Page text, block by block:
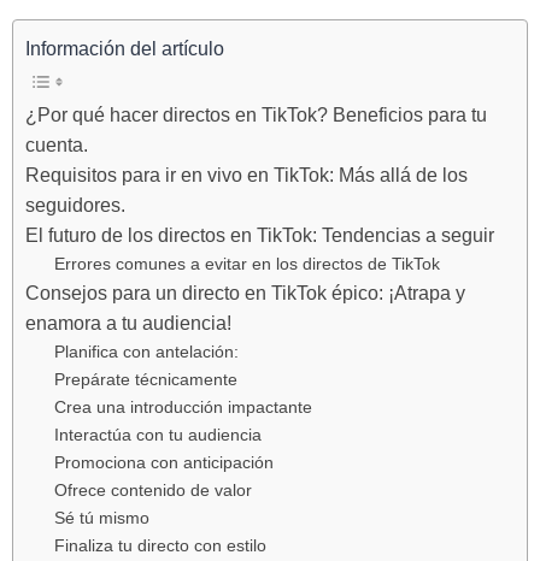
Información del artículo
¿Por qué hacer directos en TikTok? Beneficios para tu
cuenta.
Requisitos para ir en vivo en TikTok: Más allá de los
seguidores.
El futuro de los directos en TikTok: Tendencias a seguir
Errores comunes a evitar en los directos de TikTok
Consejos para un directo en TikTok épico: ¡Atrapa y
enamora a tu audiencia!
Planifica con antelación:
Prepárate técnicamente
Crea una introducción impactante
Interactúa con tu audiencia
Promociona con anticipación
Ofrece contenido de valor
Sé tú mismo
Finaliza tu directo con estilo